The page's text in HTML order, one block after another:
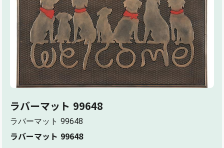
ラバーマット 99648
ラバーマット 99648
ラバーマット 99648